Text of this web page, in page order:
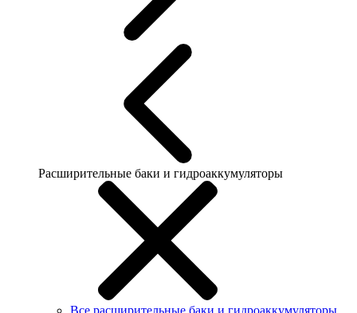
Расширительные баки и гидроаккумуляторы
Все расширительные баки и гидроаккумуляторы